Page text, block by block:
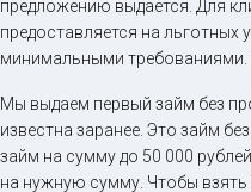
предложению выдается. Для
предоставляется на льготных
минимальными требованиями.
Мы выдаем первый займ без
известна заранее. Это займ
займ на сумму до 50 000
на нужную сумму. Чтобы взять